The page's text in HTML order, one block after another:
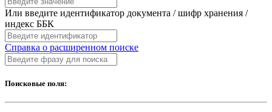
Или введите идентификатор документа / шифр хранения /
индекс ББК
Справка о расширенном поиске
Поисковые поля: